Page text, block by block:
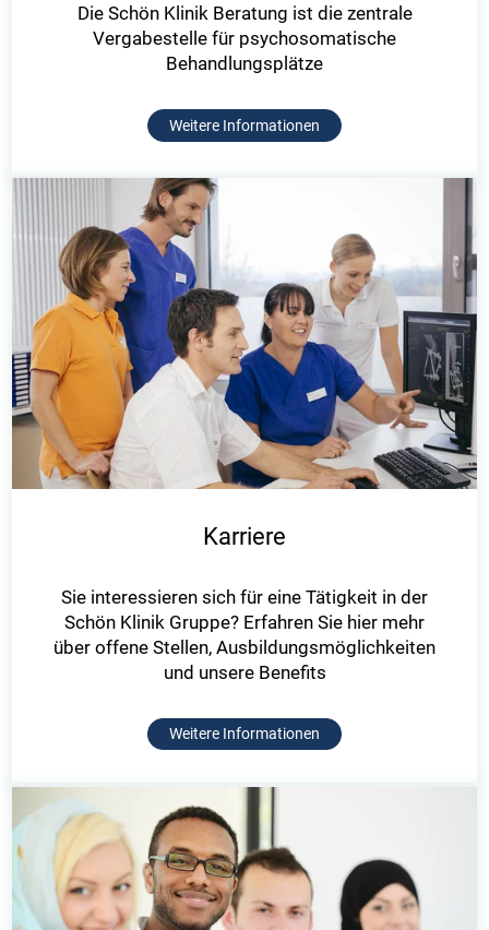
Die Schön Klinik Beratung ist die zentrale
Vergabestelle für psychosomatische
Behandlungsplätze
Weitere Informationen
Karriere
Sie interessieren sich für eine Tätigkeit in der
Schön Klinik Gruppe? Erfahren Sie hier mehr
über offene Stellen, Ausbildungsmöglichkeiten
und unsere Benefits
Weitere Informationen